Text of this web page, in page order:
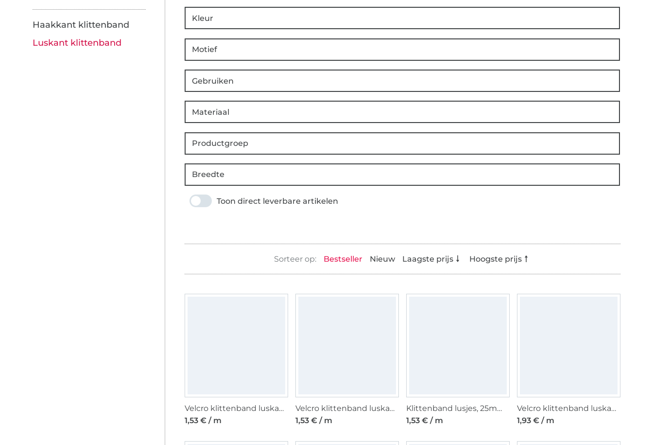
Haakkant klittenband
Luskant klittenband
Kleur
Motief
Gebruiken
Materiaal
Productgroep
Breedte
Toon direct leverbare artikelen
Bestseller Nieuw Laagste prijs Hoogste prijs
Velcro klittenband luskant opnaaibaar, wit
1,53 € / m
Velcro klittenband luskant opnaaibaar, zwart
1,53 € / m
Klittenband lusjes, 25mm, blauw
1,53 € / m
Velcro klittenband luskant zelfklevend, wit
1,93 € / m